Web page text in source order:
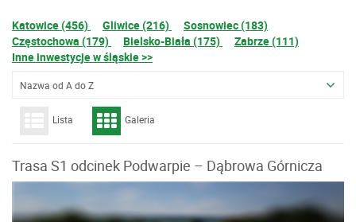
Katowice (456) Gliwice (216)
Sosnowiec (183)
Częstochowa (179)
Bielsko-Biała (175)
Zabrze (111)
Inne inwestycje w śląskie >>
Nazwa od A do Z
Lista Galeria
Trasa S1 odcinek Podwarpie – Dąbrowa Górnicza